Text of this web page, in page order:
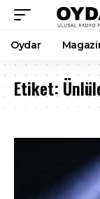
Oydar
Etiket: